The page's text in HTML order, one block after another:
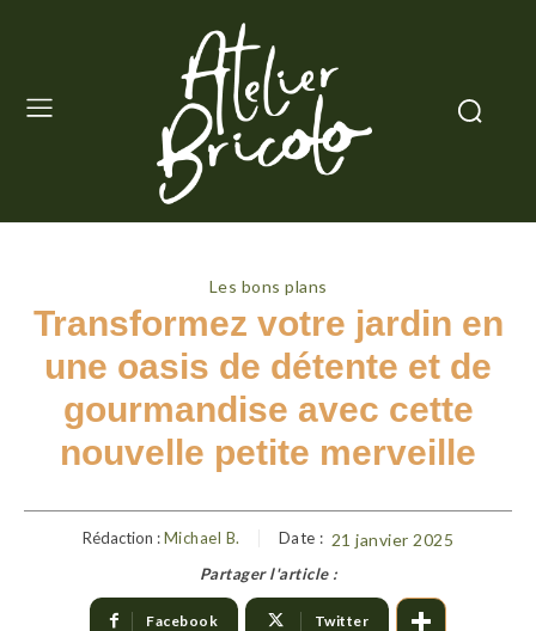
Les bons plans
Transformez votre jardin en
une oasis de détente et de
gourmandise avec cette
nouvelle petite merveille
Rédaction : Michael B. Date : 21 janvier 2025
Partager l'article :
Facebook Twitter